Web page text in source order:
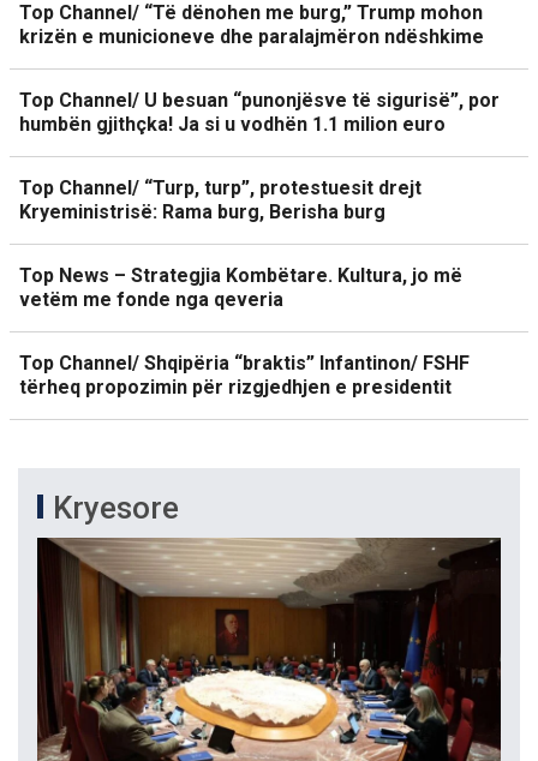
Top Channel/ “Të dënohen me burg,” Trump mohon
krizën e municioneve dhe paralajmëron ndëshkime
Top Channel/ U besuan “punonjësve të sigurisë”, por
humbën gjithçka! Ja si u vodhën 1.1 milion euro
Top Channel/ “Turp, turp”, protestuesit drejt
Kryeministrisë: Rama burg, Berisha burg
Top News – Strategjia Kombëtare. Kultura, jo më
vetëm me fonde nga qeveria
Top Channel/ Shqipëria “braktis” Infantinon/ FSHF
tërheq propozimin për rizgjedhjen e presidentit
Kryesore